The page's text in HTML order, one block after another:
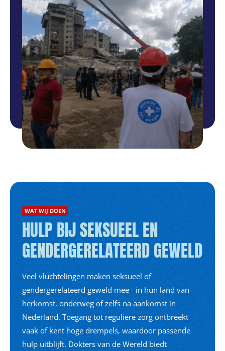
WAT WIJ DOEN
HULP BIJ SEKSUEEL EN
GENDERGERELATEERD GEWELD
Veel vluchtelingen maken seksueel of
gendergerelateerd geweld mee - in hun land van
herkomst, onderweg of zelfs na aankomst in
Nederland. Toegang tot reguliere zorg ontbreekt
vaak of kent hoge drempels, waardoor passende
hulp uitblijft. Dokters van de Wereld biedt